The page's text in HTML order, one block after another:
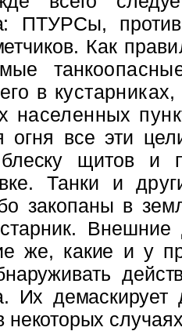
ПТУРСы,
Как
танко­
в
населенных
огня все эти
щитов и
Танки и
закопаны в
же, какие и у
Их
некоторых